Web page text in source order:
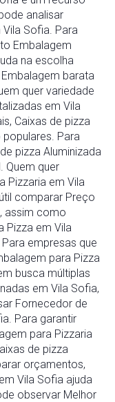
analisar
Sofia. Para
Embalagem
na escolha
barata
quer variedade
em Vila
Caixas de pizza
Para
pizza Aluminizada
Quem quer
Pizzaria em Vila
comparar Preço
assim como
Pizza em Vila
empresas que
para Pizza
busca múltiplas
em Vila Sofia,
Fornecedor de
Para garantir
para Pizzaria
de pizza
orçamentos,
Vila Sofia ajuda
observar Melhor